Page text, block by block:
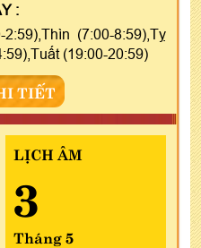
:
(7:00-8:59),Tỵ
(19:00-20:59)
TIẾT
LỊCH ÂM
3
Tháng 5